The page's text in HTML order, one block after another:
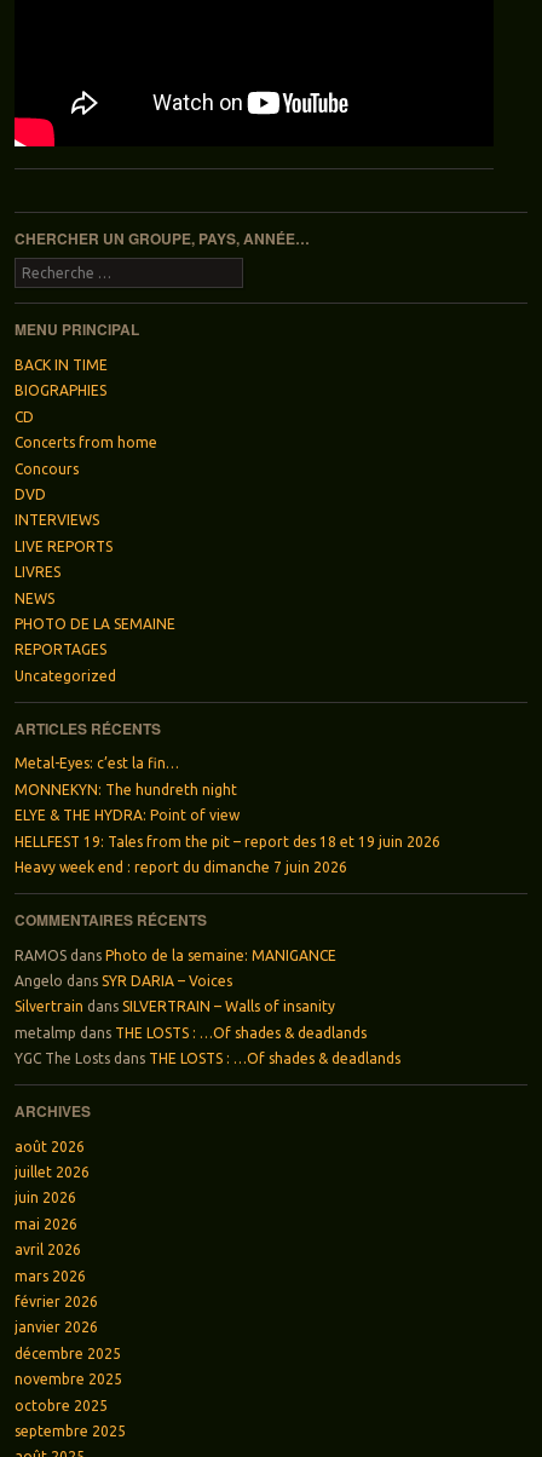
Navigation des articles
CHERCHER UN GROUPE, PAYS, ANNÉE…
Recherche
MENU PRINCIPAL
BACK IN TIME
BIOGRAPHIES
CD
Concerts from home
Concours
DVD
INTERVIEWS
LIVE REPORTS
LIVRES
NEWS
PHOTO DE LA SEMAINE
REPORTAGES
Uncategorized
ARTICLES RÉCENTS
Metal-Eyes: c’est la fin…
MONNEKYN: The hundreth night
ELYE & THE HYDRA: Point of view
HELLFEST 19: Tales from the pit – report des 18 et 19 juin 2026
Heavy week end : report du dimanche 7 juin 2026
COMMENTAIRES RÉCENTS
RAMOSdans Photo de la semaine: MANIGANCE
Angelo dans SYR DARIA – Voices
Silvertrain dans SILVERTRAIN – Walls of insanity
metalmp dans THE LOSTS : …Of shades & deadlands
YGC The Lostsdans THE LOSTS : …Of shades & deadlands
ARCHIVES
août 2026
juillet 2026
juin 2026
mai 2026
avril 2026
mars 2026
février 2026
janvier 2026
décembre 2025
novembre 2025
octobre 2025
septembre 2025